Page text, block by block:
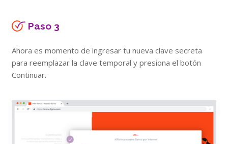
Paso 3
Ahora es momento de ingresar tu nueva clave secreta
para reemplazar la clave temporal y presiona el botón
Continuar.